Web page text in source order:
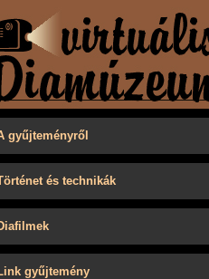
gyűjteményről
és technikák
gyűjtemény